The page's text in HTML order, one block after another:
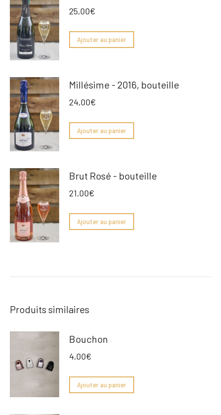
25,00€
Ajouter au panier
Millésime - 2016, bouteille
24,00€
Ajouter au panier
Brut Rosé - bouteille
21,00€
Ajouter au panier
Produits similaires
Bouchon
4,00€
Ajouter au panier